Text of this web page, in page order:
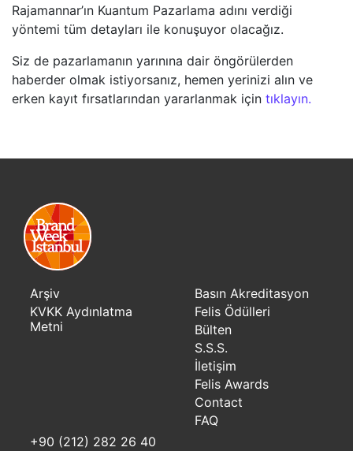
Rajamannar’ın Kuantum Pazarlama adını verdiği
yöntemi tüm detayları ile konuşuyor olacağız.
Siz de pazarlamanın yarınına dair öngörülerden
haberder olmak istiyorsanız, hemen yerinizi alın ve
erken kayıt fırsatlarından yararlanmak için tıklayın.
Arşiv
KVKK Aydınlatma
Metni
Basın Akreditasyon
Felis Ödülleri
Bülten
S.S.S.
İletişim
Felis Awards
Contact
FAQ
+90 (212) 282 26 40